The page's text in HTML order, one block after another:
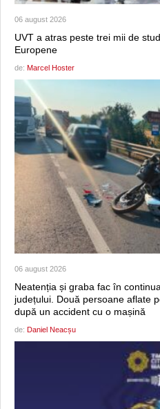
06 august 2026
UVT a atras peste trei mii de
Europene
de: Marcel Hoster
06 august 2026
Neatenția și graba fac în
județului. Două persoane aflate
după un accident cu o mașină
de: Daniel Neacșu